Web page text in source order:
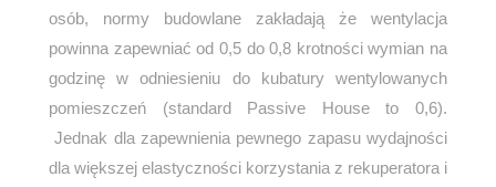
osób, normy budowlane zakładają że wentylacja
powinna zapewniać od 0,5 do 0,8 krotności wymian na
godzinę w odniesieniu do kubatury wentylowanych
pomieszczeń (standard Passive House to 0,6).
Jednak dla zapewnienia pewnego zapasu wydajności
dla większej elastyczności korzystania z rekuperatora i